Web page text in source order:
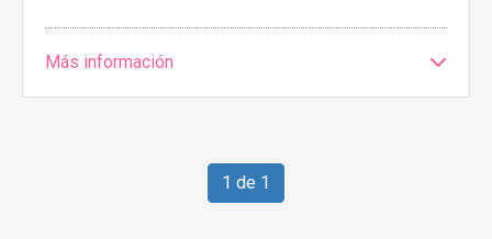
Más información
1 de 1